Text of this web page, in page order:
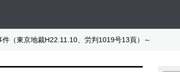
（東京地裁H22.11.10、労判1019号13頁）～